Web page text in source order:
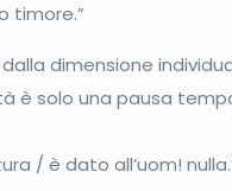
timore.”
dimensione
è solo una pausa
/ è dato all’uom!